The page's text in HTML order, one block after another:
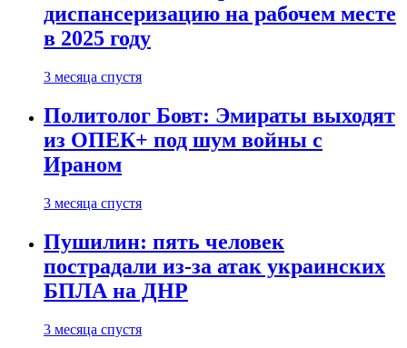
диспансеризацию на рабочем месте
в 2025 году
3 месяца спустя
Политолог Бовт: Эмираты выходят
из ОПЕК+ под шум войны с
Ираном
3 месяца спустя
Пушилин: пять человек
пострадали из-за атак украинских
БПЛА на ДНР
3 месяца спустя